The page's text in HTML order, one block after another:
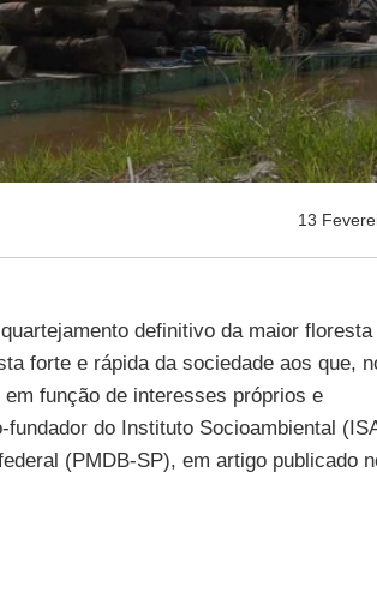
13
definitivo da maior floresta
forte e rápida da sociedade aos que,
função de interesses próprios e
fundador do Instituto Socioambiental
(PMDB-SP), em artigo publicado